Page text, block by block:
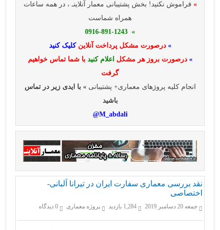
» فراموش نکنید! بخش پشتیبانی معمار آنلاینـ ، در همه ساعات
همراه شماست
» 0916-891-1243
» درصورت مشکل پرداخت آنلاینکلیک کنید
» درصورت بروز هر مشکل اعلام کنید با شما تماس خواهیم
گرفت
انجام کلیه پروژهای معماری+ پشتیبانی» با ایدی زیر در تماس
باشید
M_abdali@
نقد بررسی معماری سفارت ایران در تیرانا آلبانی-
اختصاصی
جمعه 20 دسامبر 2019 1,284 بازدید پروژه معماری 0 دیدگاه